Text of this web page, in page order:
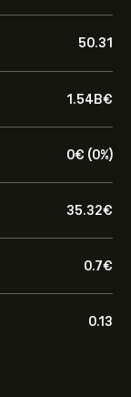
50.31
1.54B‎€‎
0‎€‎ (0%)
35.32‎€‎
0.7‎€‎
0.13